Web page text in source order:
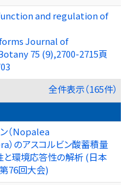
and regulation of
Journal of
75 (9),2700-2715頁
全件表示（165件）
（Nopalea
のアスコルビン酸蓄積量
と環境応答性の解析 (日本
76回大会)